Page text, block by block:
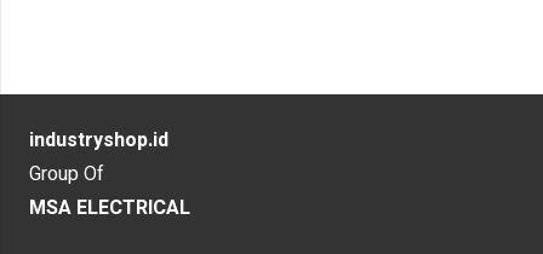
industryshop.id
Group Of
MSA ELECTRICAL